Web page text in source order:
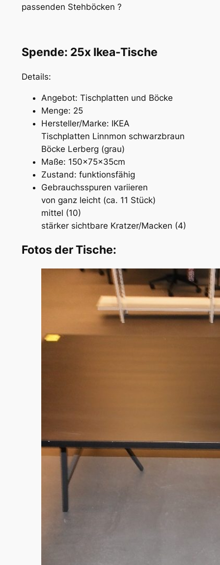
passenden Stehböcken ?
Spende: 25x Ikea-Tische
Details:
Angebot: Tischplatten und Böcke
Menge: 25
Hersteller/Marke: IKEA
Tischplatten Linnmon schwarzbraun
Böcke Lerberg (grau)
Maße: 150x75x35cm
Zustand: funktionsfähig
Gebrauchsspuren variieren
von ganz leicht (ca. 11 Stück)
mittel (10)
stärker sichtbare Kratzer/Macken (4)
Fotos der Tische: